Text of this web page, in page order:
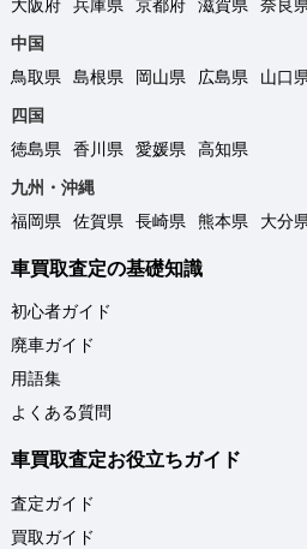
大阪府
兵庫県 京都府 滋賀県 奈良
中国
鳥取県
島根県 岡山県 広島県
山口
四国
徳島県
香川県 愛媛県
高知県
九州・沖縄
福岡県
佐賀県 長崎県 熊本県 大分
車買取査定の基礎知識
初心者ガイド
廃車ガイド
用語集
よくある質問
車買取査定お役立ちガイド
査定ガイド
買取ガイド